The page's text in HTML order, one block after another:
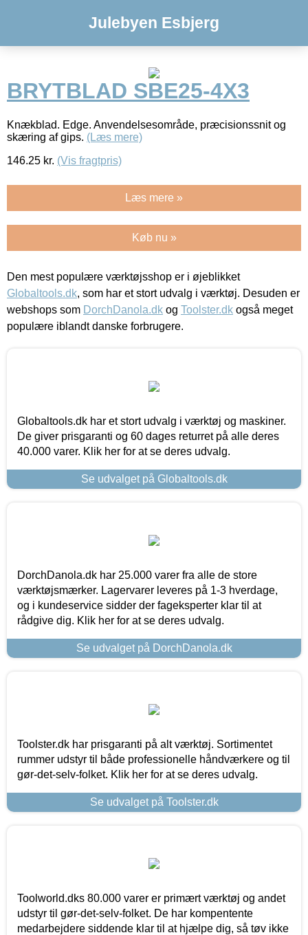
Julebyen Esbjerg
BRYTBLAD SBE25-4X3
Knækblad. Edge. Anvendelsesområde, præcisionssnit og
skæring af gips. (Læs mere)
146.25 kr. (Vis fragtpris)
Læs mere »
Køb nu »
Den mest populære værktøjsshop er i øjeblikket
Globaltools.dk, som har et stort udvalg i værktøj. Desuden er
webshops som DorchDanola.dk og Toolster.dk også meget
populære iblandt danske forbrugere.
Globaltools.dk har et stort udvalg i værktøj og maskiner.
De giver prisgaranti og 60 dages returret på alle deres
40.000 varer. Klik her for at se deres udvalg.
Se udvalget på Globaltools.dk
DorchDanola.dk har 25.000 varer fra alle de store
værktøjsmærker. Lagervarer leveres på 1-3 hverdage,
og i kundeservice sidder der fageksperter klar til at
rådgive dig. Klik her for at se deres udvalg.
Se udvalget på DorchDanola.dk
Toolster.dk har prisgaranti på alt værktøj. Sortimentet
rummer udstyr til både professionelle håndværkere og til
gør-det-selv-folket. Klik her for at se deres udvalg.
Se udvalget på Toolster.dk
Toolworld.dks 80.000 varer er primært værktøj og andet
udstyr til gør-det-selv-folket. De har kompentente
medarbejdere siddende klar til at hjælpe dig, så tøv ikke